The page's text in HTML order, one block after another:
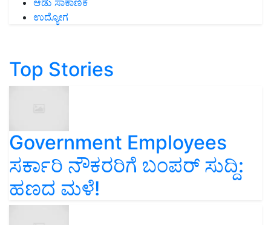
ಆಡು ಸಾಕಾಣಿಕೆ
ಉದ್ಯೋಗ
Top Stories
Government Employees
ಸರ್ಕಾರಿ ನೌಕರರಿಗೆ ಬಂಪರ್‌ ಸುದ್ದಿ:
ಹಣದ ಮಳೆ!